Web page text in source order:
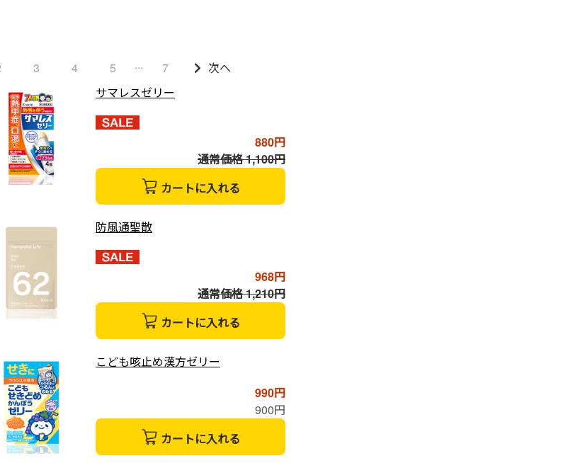
3 4 5 ... 7
次へ
サマレスゼリー
880円
通常価格 1,100円
カートに入れる
防風通聖散
968円
通常価格 1,210円
カートに入れる
こども咳止め漢方ゼリー
990円
900円
カートに入れる